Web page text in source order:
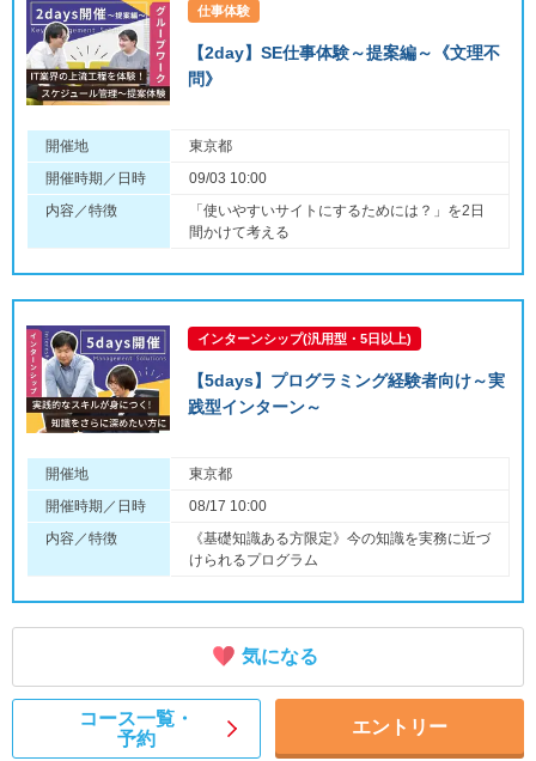
仕事体験
【2day】SE仕事体験～提案編～《文理不
問》
開催地
東京都
開催時期／日時
09/03 10:00
内容／特徴
「使いやすいサイトにするためには？」を2日
間かけて考える
インターンシップ(汎用型・5日以上)
【5days】プログラミング経験者向け～実
践型インターン～
開催地
東京都
開催時期／日時
08/17 10:00
内容／特徴
《基礎知識ある方限定》今の知識を実務に近づ
けられるプログラム
気になる
コース一覧・
予約
エントリー